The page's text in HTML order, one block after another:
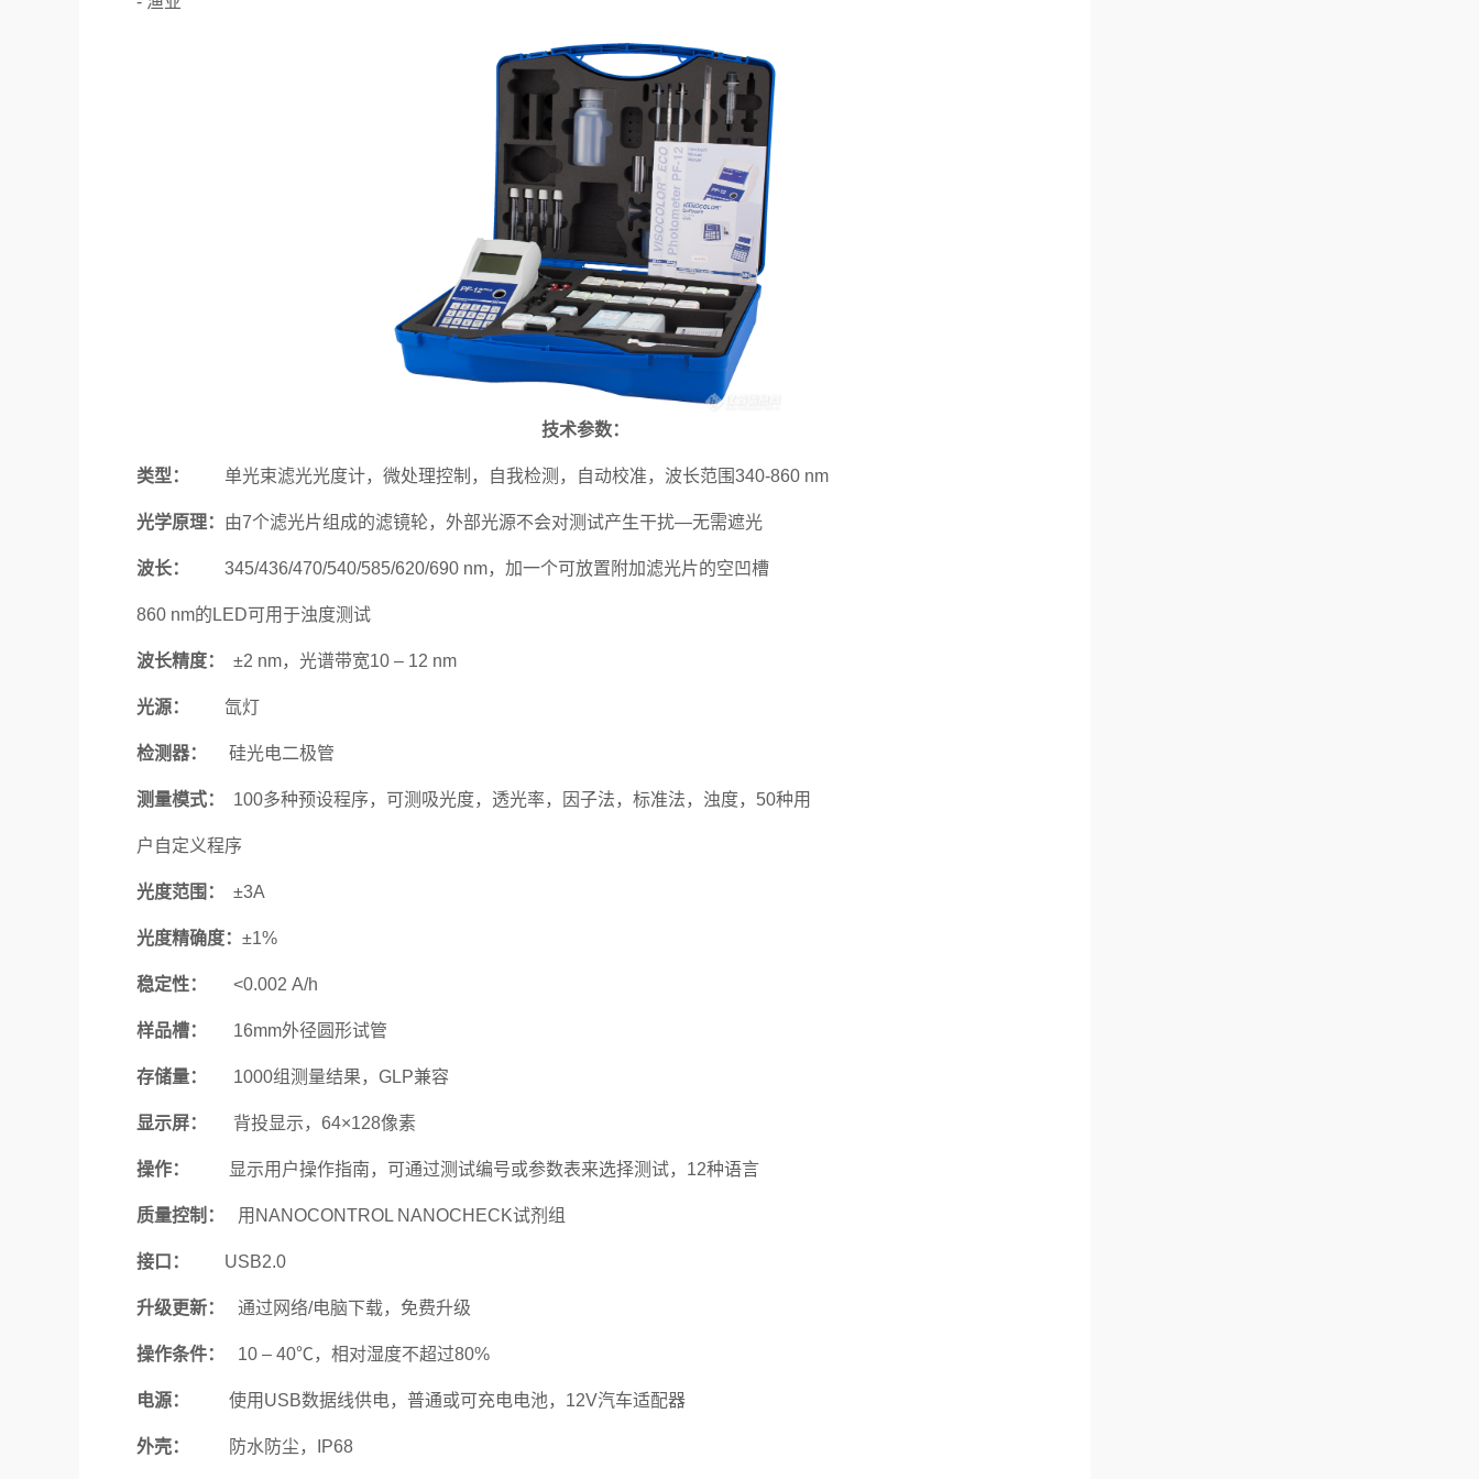
技术参数：
类型： 单光束滤光光度计，微处理控制，自我检测，自动校准，波长范围340-860 nm
光学原理： 由7个滤光片组成的滤镜轮，外部光源不会对测试产生干扰—无需遮光
波长： 345/436/470/540/585/620/690 nm，加一个可放置附加滤光片的空凹槽
860 nm的LED可用于浊度测试
波长精度： ±2 nm，光谱带宽10 – 12 nm
光源： 氙灯
检测器： 硅光电二极管
测量模式： 100多种预设程序，可测吸光度，透光率，因子法，标准法，浊度，50种用
户自定义程序
光度范围： ±3A
光度精确度： ±1%
稳定性： <0.002 A/h
样品槽： 16mm外径圆形试管
存储量： 1000组测量结果，GLP兼容
显示屏： 背投显示，64×128像素
操作： 显示用户操作指南，可通过测试编号或参数表来选择测试，12种语言
质量控制： 用NANOCONTROL NANOCHECK试剂组
接口： USB2.0
升级更新： 通过网络/电脑下载，免费升级
操作条件： 10 – 40℃，相对湿度不超过80%
电源： 使用USB数据线供电，普通或可充电电池，12V汽车适配器
外壳： 防水防尘，IP68